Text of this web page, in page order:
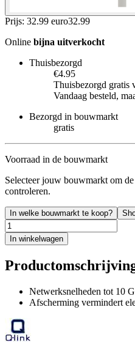
Prijs: 32.99 euro32.99
Online bijna uitverkocht
Thuisbezorgd
€4.95
Thuisbezorgd gratis
Vandaag besteld,
Bezorgd in bouwmarkt
gratis
Voorraad in de bouwmarkt
Selecteer jouw bouwmarkt om
controleren.
In welke bouwmarkt te koop?
In winkelwagen
Netwerksnelheden tot 10
Afscherming vermindert